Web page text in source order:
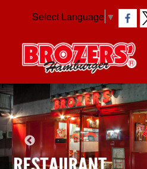
Select Language ▼